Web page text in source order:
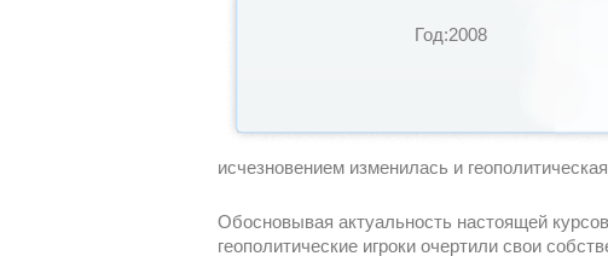
Год:2008
исчезновением изменилась и
Обосновывая актуальность настоящей
геополитические игроки очертили свои